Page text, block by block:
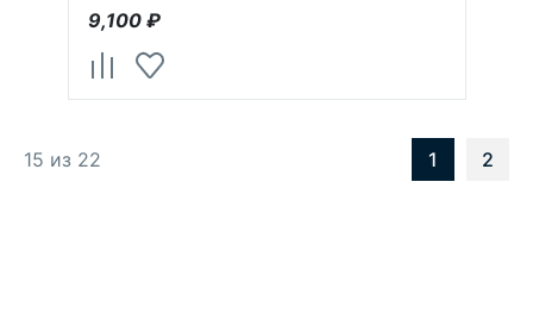
9,100₽
15 из 22 1 2